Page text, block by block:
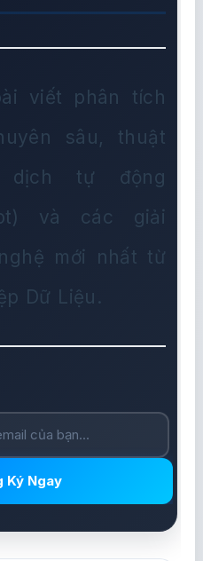
viết phân tích
sâu, thuật
dịch tự động
và các giải
mới nhất từ
Dữ Liệu.
Ký Ngay